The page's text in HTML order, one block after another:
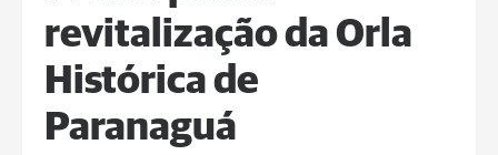
revitalização da Orla
Histórica de
Paranaguá